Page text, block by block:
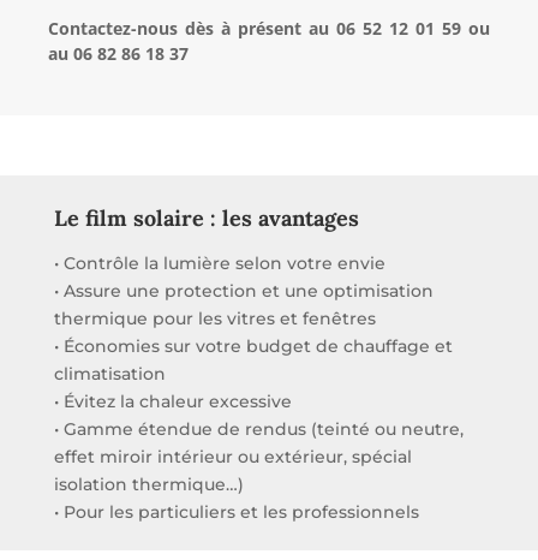
Contactez-nous dès à présentau 06 52 12 01 59 ou
au 06 82 86 18 37
Le film solaire : les avantages
• Contrôle la lumière selon votre envie
• Assure une protection et une optimisation
thermique pour les vitres et fenêtres
• Économies sur votre budget de chauffage et
climatisation
• Évitez la chaleur excessive
• Gamme étendue de rendus (teinté ou neutre,
effet miroir intérieur ou extérieur, spécial
isolation thermique…)
• Pour les particuliers et les professionnels